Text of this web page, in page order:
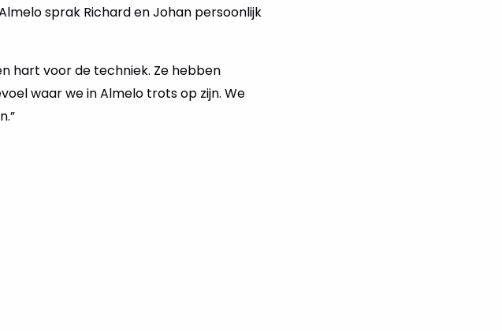
sprak Richard en Johan persoonlijk
hart voor de techniek. Ze hebben
waar we in Almelo trots op zijn. We